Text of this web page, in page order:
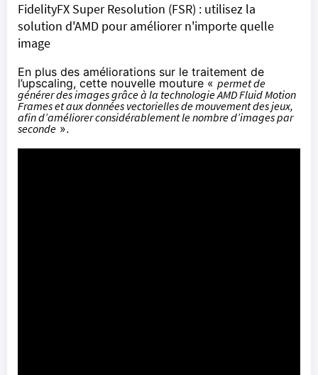
FidelityFX Super Resolution (FSR) : utilisez la
solution d'AMD pour améliorer n'importe quelle
image
En plus des améliorations sur le traitement de
l’upscaling, cette nouvelle mouture « permet de
générer des images grâce à la technologie AMD Fluid Motion
Frames et aux données vectorielles de mouvement des jeux,
afin d’améliorer considérablement le nombre d’images par
seconde ».